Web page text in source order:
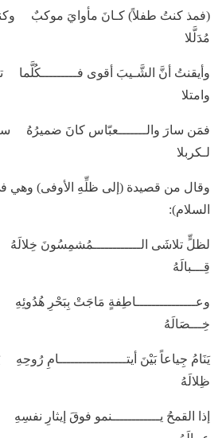
(فمذ كنتُ طفلاً) كـانَ مأوايَ موكبٌ
مُدَلَّلا
وأيقنتُ أنَّ الشَّـيبَ أقوى
وامتلا
فمَن سارَ والـــــــعبّاس كانَ ضميرُهُ
لـكربلا
وقال من قصيدة (إلى ظلِّهِ الأوفى) وهي
السلام):
لظلٍّ تلاشَى الــــــــــــمُشمِسُونَ
قِـــبالَهُ
وعـــــــــــــــاطِفةٍ مَاجَتْ بِبَحْرِ
خِـــصَالَهُ
يَنَامُ جِياعاً بَيْنَ أيتـــــــــــــــــامِ رُوحِهِ
ظِلالَهُ
إذا القمحُ يــــــــــــنمو فوقَ إيثارِ